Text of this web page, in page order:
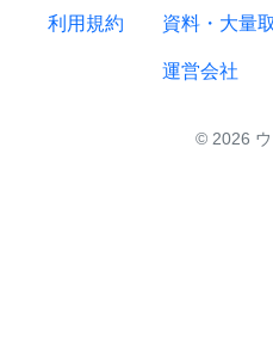
利用規約 資料・大量
運営会社
© 2026